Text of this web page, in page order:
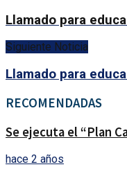
Llamado para
Siguiente Noticia
Llamado para
RECOMENDADAS
Se ejecuta el “Plan
hace 2 años